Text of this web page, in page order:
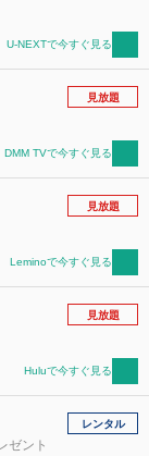
U-NEXTで今すぐ見る
見放題
DMM TVで今すぐ見る
見放題
Leminoで今すぐ見る
見放題
Huluで今すぐ見る
ゼント
レンタル